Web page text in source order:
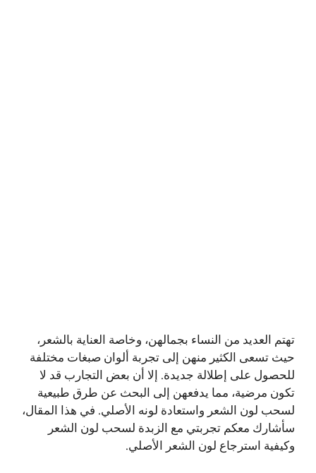
تهتم العديد من النساء بجمالهن، وخاصة العناية بالشعر،
حيث تسعى الكثير منهن إلى تجربة ألوان صبغات مختلفة
للحصول على إطلالة جديدة. إلا أن بعض التجارب قد لا
تكون مرضية، مما يدفعهن إلى البحث عن طرق طبيعية
لسحب لون الشعر واستعادة لونه الأصلي. في هذا المقال،
سأشارك معكم تجربتي مع الزبدة لسحب لون الشعر
وكيفية استرجاع لون الشعر الأصلي.